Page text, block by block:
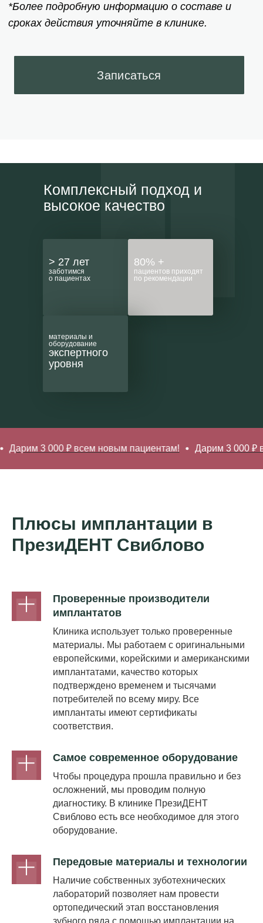
> 27 лет
заботимся
о пациентах
80% +
пациентов приходят
по рекомендации
материалы и
оборудование
экспертного
уровня
Комплексный подход и
высокое качество
3 000 ₽ всем новым пациентам! Дарим 3 000 ₽ всем
Плюсы имплантации в
ПрезиДЕНТ Свиблово
Проверенные производители
имплантатов
Клиника использует только проверенные
материалы. Мы работаем с оригинальными
европейскими, корейскими и американскими
имплантатами, качество которых
подтверждено временем и тысячами
потребителей по всему миру. Все
имплантаты имеют сертификаты
соответствия.
Самое современное оборудование
Чтобы процедура прошла правильно и без
осложнений, мы проводим полную
диагностику. В клинике ПрезиДЕНТ
Свиблово есть все необходимое для этого
оборудование.
Передовые материалы и технологии
Наличие собственных зуботехнических
лабораторий позволяет нам провести
ортопедический этап восстановления
зубного ряда с помощью имплантации на